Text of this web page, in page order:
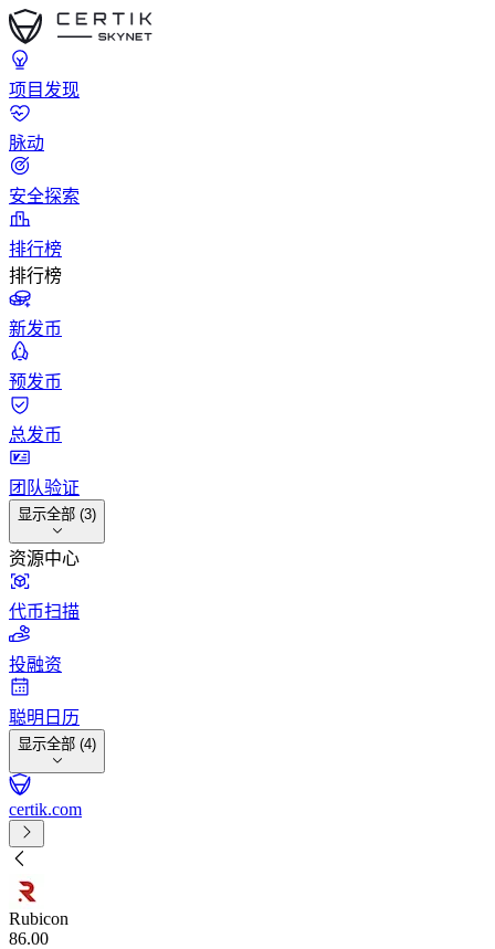
项目发现
脉动
安全探索
排行榜
排行榜
新发币
预发币
总发币
团队验证
显示全部 (3)
资源中心
代币扫描
投融资
聪明日历
显示全部 (4)
certik.com
Rubicon
86.00